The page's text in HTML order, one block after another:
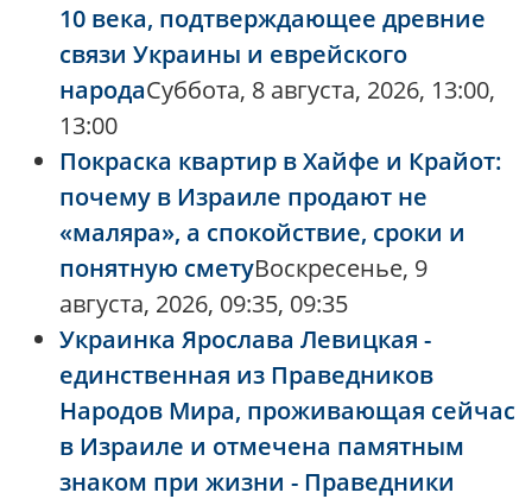
10 века, подтверждающее древние
связи Украины и еврейского
народаСуббота, 8 августа, 2026, 13:00,
13:00
Покраска квартир в Хайфе и Крайот:
почему в Израиле продают не
«маляра», а спокойствие, сроки и
понятную сметуВоскресенье, 9
августа, 2026, 09:35, 09:35
Украинка Ярослава Левицкая -
единственная из Праведников
Народов Мира, проживающая сейчас
в Израиле и отмечена памятным
знаком при жизни - Праведники